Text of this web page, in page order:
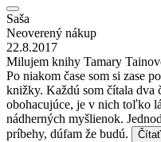
Saša
Neoverený nákup
22.8.2017
Milujem knihy Tamary
Po niakom čase som si zase
knižky. Každú som čítala dva
obohacujúce, je v nich toľko
nádherných myšlienok.
príbehy, dúfam že budú.